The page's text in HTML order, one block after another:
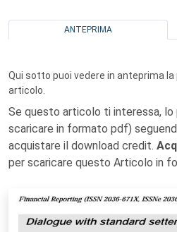
ANTEPRIMA
Qui sotto puoi vedere in anteprima
articolo.
Se questo articolo ti interessa, lo
scaricare in formato pdf)
acquistare il download credit.
per scaricare questo Articolo in